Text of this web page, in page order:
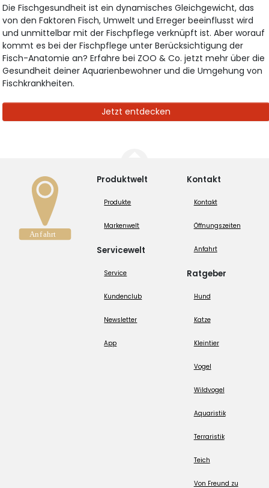
Die Fischgesundheit ist ein dynamisches Gleichgewicht, das
von den Faktoren Fisch, Umwelt und Erreger beeinflusst wird
und unmittelbar mit der Fischpflege verknüpft ist. Aber worauf
kommt es bei der Fischpflege unter Berücksichtigung der
Fisch-Anatomie an? Erfahre bei ZOO & Co. jetzt mehr über die
Gesundheit deiner Aquarienbewohner und die Umgehung von
Fischkrankheiten.
Jetzt entdecken
Produktwelt
Produkte
Markenwelt
Servicewelt
Service
Kundenclub
Newsletter
App
Kontakt
Kontakt
Öffnungszeiten
Anfahrt
Ratgeber
Hund
Katze
Kleintier
Vogel
Wildvogel
Aquaristik
Terraristik
Teich
Von Freund zu